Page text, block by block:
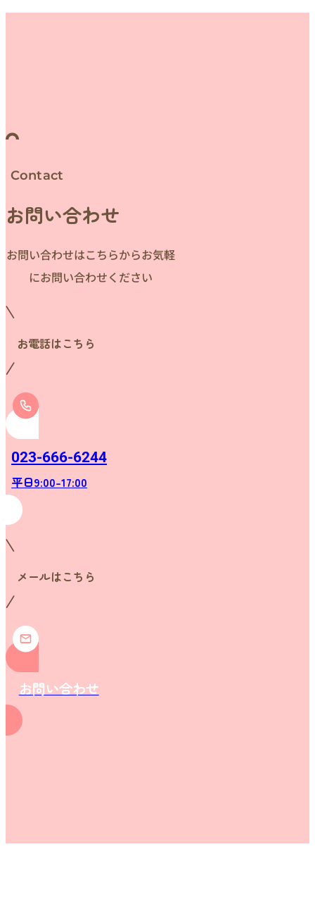
Contact
お問い合わせ
お問い合わせはこちらからお気軽
にお問い合わせください
お電話はこちら
023-666-6244
平日9:00-17:00
メールはこちら
お問い合わせ